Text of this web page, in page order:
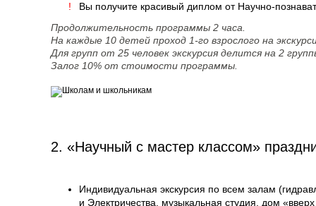
Вы получите красивый диплом от Научно-
Продолжительность программы 2 часа.
На каждые 10 детей проход 1-го взрослого на
Для групп от 25 человек экскурсия делится на 2
Залог 10% от стоимости программы.
2. «Научный с мастер классом»
Индивидуальная экскурсия по всем залам
и Электричества, музыкальная студия, дом